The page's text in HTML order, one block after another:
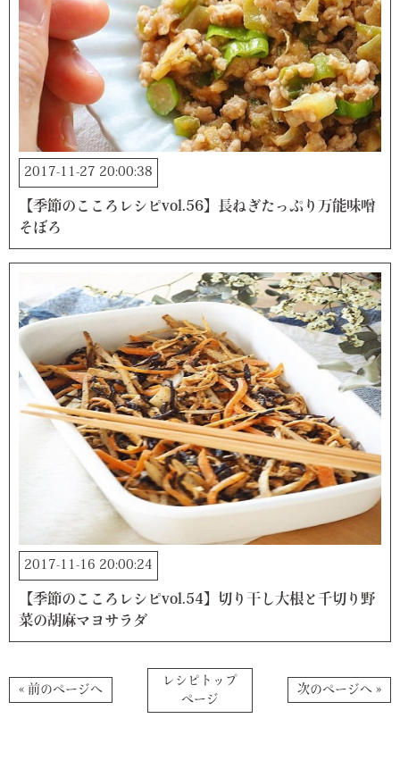
2017-11-27 20:00:38
【季節のこころレシピvol.56】長ねぎたっぷり万能味噌
そぼろ
2017-11-16 20:00:24
【季節のこころレシピvol.54】切り干し大根と千切り野
菜の胡麻マヨサラダ
« 前のページへ
レシピトップ
ページ
次のページへ »